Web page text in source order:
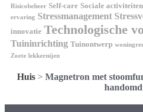
Risicobeheer Self-care Sociale activiteiten
ervaring Stressmanagement
innovatie Technologische
Tuininrichting Tuinontwerp
Zoete lekkernijen
Huis > Magnetron met